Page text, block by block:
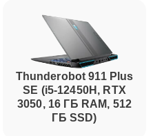
Thunderobot 911 Plus
SE (i5-12450H, RTX
3050, 16 ГБ RAM, 512
ГБ SSD)